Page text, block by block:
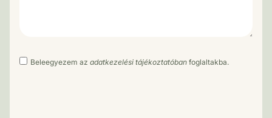
Beleegyezem az adatkezelési tájékoztatóban foglaltakba.